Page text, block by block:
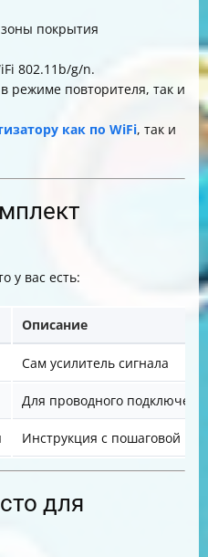
покрытия
802.11b/g/n.
режиме повторителя, так и
как по WiFi, так и
у вас есть:
Описание
Сам усилитель сигнала
Для проводного
Инструкция с пошаговой
для